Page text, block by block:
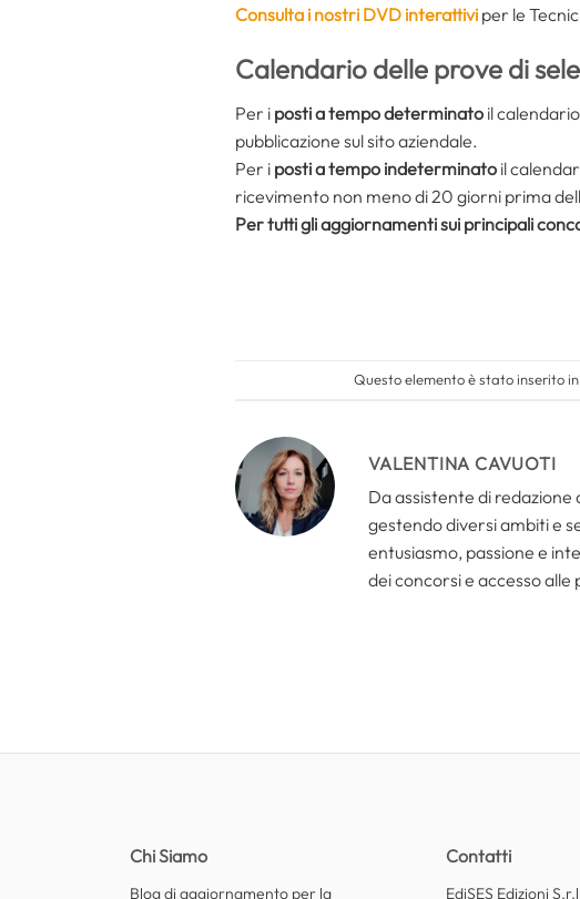
Consulta i nostri DVD interattivi per le
Calendario delle prove di
Per i posti a tempo determinato il
pubblicazione sul sito aziendale.
Per i posti a tempo indeterminato il
ricevimento non meno di 20 giorni prima
Per tutti gli aggiornamenti sui principali
Questo elemento è stato inserito in
VALENTINA CAVUOTI
Da assistente di
gestendo diversi ambiti e
entusiasmo, passione e
dei concorsi e accesso alle
Chi Siamo
Blog di aggiornamento per la
Contatti
EdiSES Edizioni